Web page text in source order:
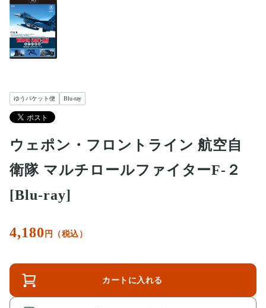
ゆうパケット便 Blu-ray
ウェポン・フロントライン 航空自
衛隊 マルチロールファイターF-２
[Blu-ray]
4,180 円（税込）
カートに入れる